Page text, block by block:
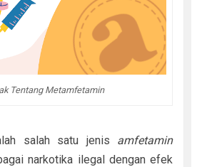
Tentang Metamfetamin
salah satu jenis amfetamin
narkotika ilegal dengan efek